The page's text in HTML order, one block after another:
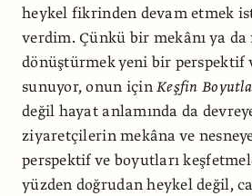
heykel fikrinden devam etmek
verdim. Çünkü bir mekânı ya da
dönüştürmek yeni bir perspektif
sunuyor, onun içinKeşfin
değil hayat anlamında da
ziyaretçilerin mekâna ve
perspektif ve boyutları
yüzden doğrudan heykel değil,